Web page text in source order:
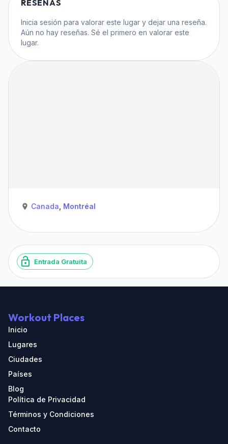
RESEÑAS
Inicia sesión para valorar este lugar y dejar una reseña.
Aún no hay reseñas. Sé el primero en valorar este
lugar.
Canada Montréal
Entrada Gratuita
Workout Places
Inicio
Lugares
Ciudades
Países
Blog
Política de Privacidad
Términos y Condiciones
Contacto